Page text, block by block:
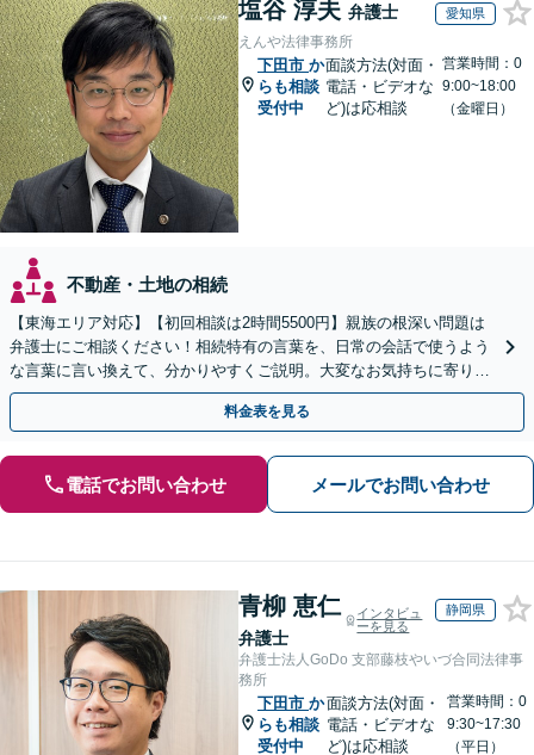
塩谷 淳夫 弁護士 愛知県
えんや法律事務所
下田市 か
らも相談
受付中
面談方法(対面・
電話・ビデオな
ど)は応相談
営業時間：0
9:00~18:00
（金曜日）
不動産・土地の相続
【東海エリア対応】【初回相談は2時間5500円】親族の根深い問題は
弁護士にご相談ください！相続特有の言葉を、日常の会話で使うよう
な言葉に言い換えて、分かりやすくご説明。大変なお気持ちに寄り添
い、納得できる解決を目指します
料金表を見る
電話でお問い合わせ メールでお問い合わせ
青柳 恵仁
弁護士
インタビュ
ーを見る
静岡県
弁護士法人GoDo 支部藤枝やいづ合同法律事
務所
下田市 か
らも相談
受付中
面談方法(対面・
電話・ビデオな
ど)は応相談
営業時間：0
9:30~17:30
（平日）